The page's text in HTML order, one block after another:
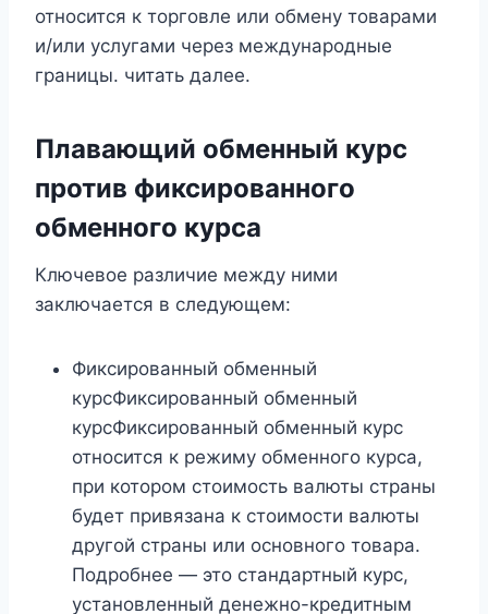
относится к торговле или обмену товарами
и/или услугами через международные
границы. читать далее.
Плавающий обменный курс
против фиксированного
обменного курса
Ключевое различие между ними
заключается в следующем:
Фиксированный обменный
курсФиксированный обменный
курсФиксированный обменный курс
относится к режиму обменного курса,
при котором стоимость валюты страны
будет привязана к стоимости валюты
другой страны или основного товара.
Подробнее — это стандартный курс,
установленный денежно-кредитным